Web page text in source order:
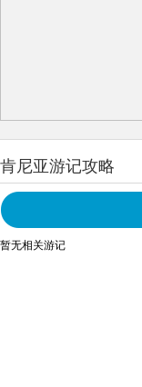
肯尼亚游记攻略
暂无相关游记